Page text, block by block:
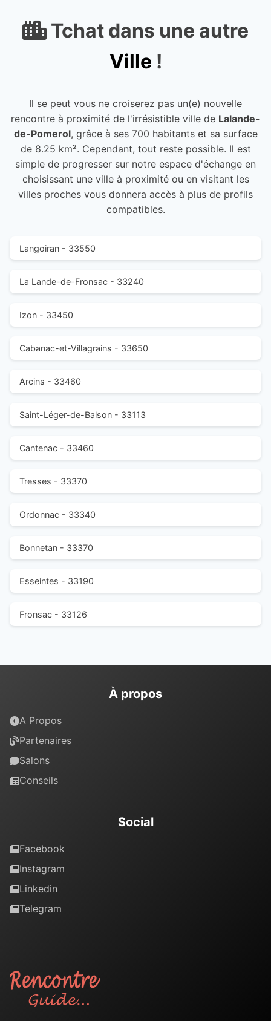
Tchat dans une autre
Ville !
Il se peut vous ne croiserez pas un(e) nouvelle
rencontre à proximité de l'irrésistible ville de Lalande-
de-Pomerol, grâce à ses 700 habitants et sa surface
de 8.25 km². Cependant, tout reste possible. Il est
simple de progresser sur notre espace d'échange en
choisissant une ville à proximité ou en visitant les
villes proches vous donnera accès à plus de profils
compatibles.
Langoiran - 33550
La Lande-de-Fronsac - 33240
Izon - 33450
Cabanac-et-Villagrains - 33650
Arcins - 33460
Saint-Léger-de-Balson - 33113
Cantenac - 33460
Tresses - 33370
Ordonnac - 33340
Bonnetan - 33370
Esseintes - 33190
Fronsac - 33126
À propos
A Propos
Partenaires
Salons
Conseils
Social
Facebook
Instagram
Linkedin
Telegram